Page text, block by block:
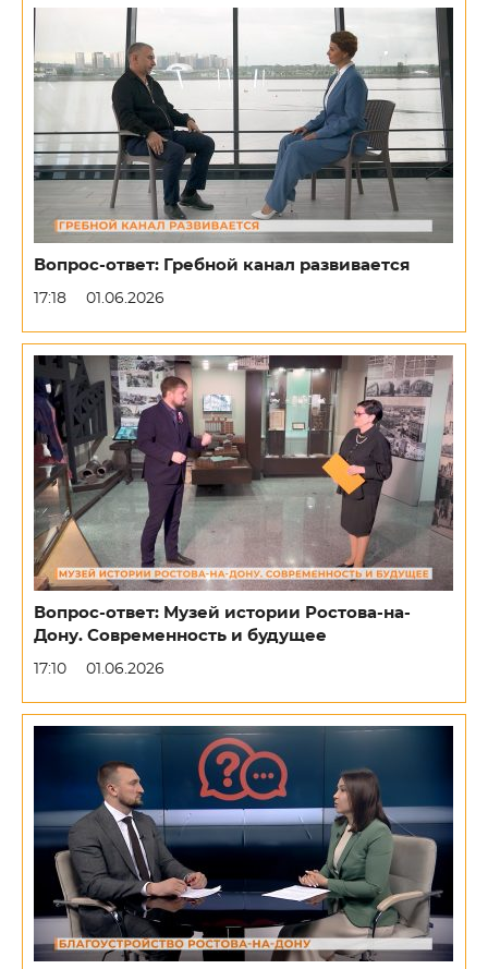
Вопрос-ответ: Гребной канал развивается
17:18 01.06.2026
Вопрос-ответ: Музей истории Ростова-на-
Дону. Современность и будущее
17:10 01.06.2026